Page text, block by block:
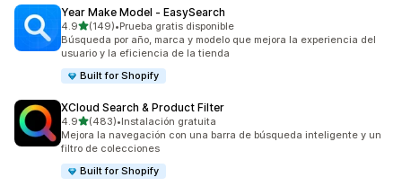
Year Make Model ‑ EasySearch
4.9de 5 estrellas
(149)
149 reseñas en total
•Prueba gratis disponible
Búsqueda por año, marca y modelo que mejora la experiencia del
usuario y la eficiencia de la tienda
Built for Shopify
XCloud Search & Product Filter
4.9de 5 estrellas
(483)
483 reseñas en total
•Instalación gratuita
Mejora la navegación con una barra de búsqueda inteligente y un
filtro de colecciones
Built for Shopify